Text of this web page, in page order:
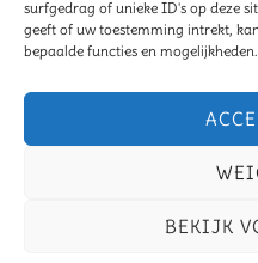
surfgedrag of unieke ID's op deze
geeft of uw toestemming intrekt,
bepaalde functies en mogelijkheden.
BEKIJK
Ontwikkeld door
Seizoensliefde
Mindful Moments